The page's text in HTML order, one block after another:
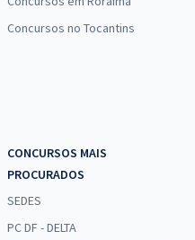
Concursos no Tocantins
CONCURSOS MAIS
PROCURADOS
SEDES
PC DF - DELTA